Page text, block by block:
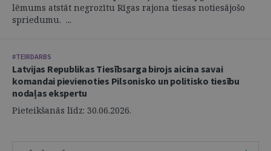
lēmums atstāt negrozītu Rīgas rajona tiesas notiesājošo
spriedumu. ...
#TEIRDARBS
Latvijas Republikas Tiesībsarga birojs aicina savai
komandai pievienoties Pilsonisko un politisko tiesību
nodaļas ekspertu
Pieteikšanās līdz: 30.06.2026.